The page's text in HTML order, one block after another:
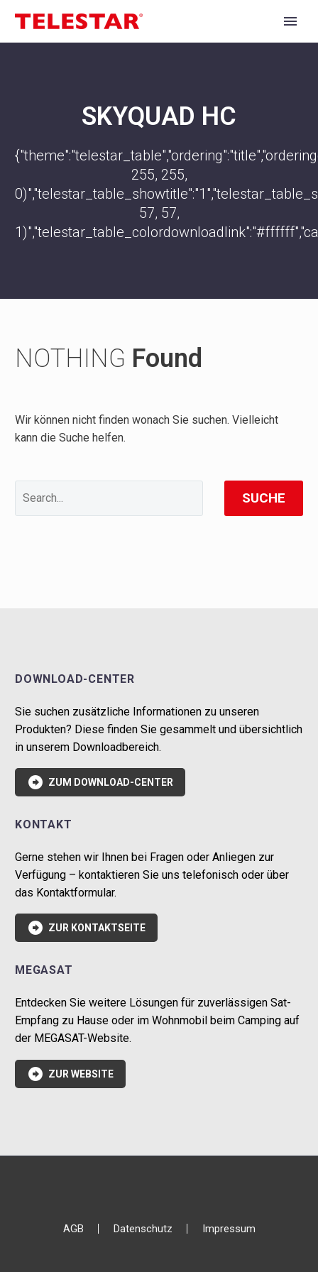
SKYQUAD HC
255, 255,
57, 57,
NOTHING Found
Wir können nicht finden wonach Sie suchen. Vielleicht
kann die Suche helfen.
SUCHE
DOWNLOAD-CENTER
Sie suchen zusätzliche Informationen zu unseren
Produkten? Diese finden Sie gesammelt und übersichtlich
in unserem Downloadbereich.
 ZUM DOWNLOAD-CENTER
KONTAKT
Gerne stehen wir Ihnen bei Fragen oder Anliegen zur
Verfügung – kontaktieren Sie uns telefonisch oder über
das Kontaktformular.
 ZUR KONTAKTSEITE
MEGASAT
Entdecken Sie weitere Lösungen für zuverlässigen Sat-
Empfang zu Hause oder im Wohnmobil beim Camping auf
der MEGASAT-Website.
 ZUR WEBSITE
AGB Datenschutz Impressum